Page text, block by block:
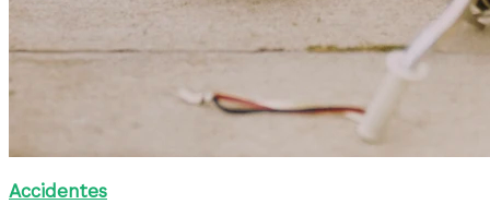
Accidentes